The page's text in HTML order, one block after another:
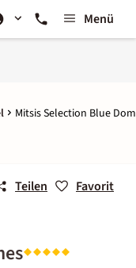
Menü
Mitsis Selection Blue
Teilen Favorit